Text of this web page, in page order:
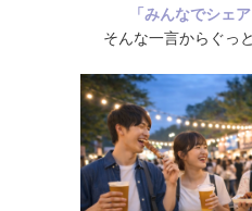
「みんなでシェ
そんな一言からぐっ